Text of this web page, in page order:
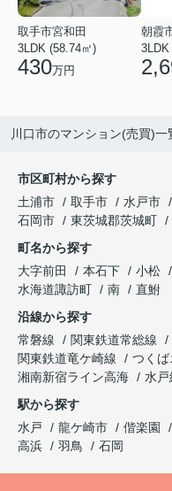
取手市宮和田
3LDK (58.74㎡)
430万円
朝霞
3LDK
川口市のマンション(売買)一
市区町村から探す
土浦市
取手市 水戸市
石岡市
東茨城郡茨城町
町名から探す
大字前田
本石下 小松
水海道諏訪町
南
直鮒
沿線から探す
常磐線
関東鉄道常総線
関東鉄道竜ケ崎線
つくば
湘南新宿ライン高海
水戸
駅から探す
水戸
龍ケ崎市 偕楽園
高浜
羽鳥 石岡